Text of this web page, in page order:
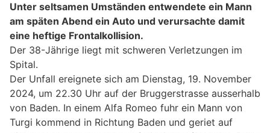
Unter seltsamen Umständen entwendete ein Mann
am späten Abend ein Auto und verursachte damit
eine heftige Frontalkollision.
Der 38-Jährige liegt mit schweren Verletzungen im
Spital.
Der Unfall ereignete sich am Dienstag, 19. November
2024, um 22.30 Uhr auf der Bruggerstrasse ausserhalb
von Baden. In einem Alfa Romeo fuhr ein Mann von
Turgi kommend in Richtung Baden und geriet auf